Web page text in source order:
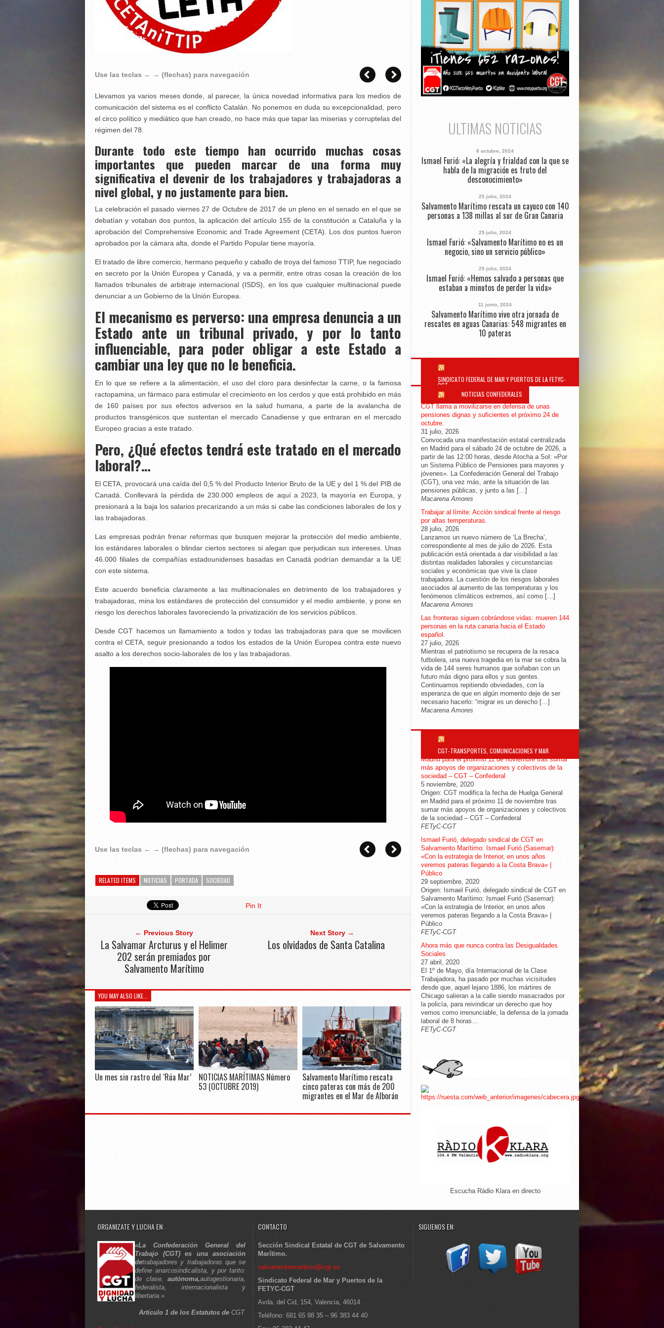
Use las teclas ← → (flechas) para navegación
Llevamos ya varios meses donde, al parecer, la única novedad informativa para los medios de
comunicación del sistema es el conflicto Catalán. No ponemos en duda su excepcionalidad, pero
el circo político y mediático que han creado, no hace más que tapar las miserias y corruptelas del
régimen del 78.
Durante todo este tiempo han ocurrido muchas cosas
importantes que pueden marcar de una forma muy
significativa el devenir de los trabajadores y trabajadoras a
nivel global, y no justamente para bien.
La celebración el pasado viernes 27 de Octubre de 2017 de un pleno en el senado en el que se
debatían y votaban dos puntos, la aplicación del artículo 155 de la constitución a Cataluña y la
aprobación del Comprehensive Economic and Trade Agreement (CETA). Los dos puntos fueron
aprobados por la cámara alta, donde el Partido Popular tiene mayoría.
El tratado de libre comercio, hermano pequeño y caballo de troya del famoso TTIP, fue negociado
en secreto por la Unión Europea y Canadá, y va a permitir, entre otras cosas la creación de los
llamados tribunales de arbitraje internacional (ISDS), en los que cualquier multinacional puede
denunciar a un Gobierno de la Unión Europea.
El mecanismo es perverso: una empresa denuncia a un
Estado ante un tribunal privado, y por lo tanto
influenciable, para poder obligar a este Estado a
cambiar una ley que no le beneficia.
En lo que se refiere a la alimentación, el uso del cloro para desinfectar la carne, o la famosa
ractopamina, un fármaco para estimular el crecimiento en los cerdos y que está prohibido en más
de 160 países por sus efectos adversos en la salud humana, a parte de la avalancha de
productos transgénicos que sustentan el mercado Canadiense y que entraran en el mercado
Europeo gracias a este tratado.
Pero, ¿Qué efectos tendrá este tratado en el mercado
laboral?…
El CETA, provocará una caída del 0,5 % del Producto Interior Bruto de la UE y del 1 % del PIB de
Canadá. Conllevará la pérdida de 230.000 empleos de aquí a 2023, la mayoría en Europa, y
presionará a la baja los salarios precarizando a un más si cabe las condiciones laborales de los y
las trabajadoras.
Las empresas podrán frenar reformas que busquen mejorar la protección del medio ambiente,
los estándares laborales o blindar ciertos sectores si alegan que perjudican sus intereses. Unas
46.000 filiales de compañías estadounidenses basadas en Canadá podrían demandar a la UE
con este sistema.
Este acuerdo beneficia claramente a las multinacionales en detrimento de los trabajadores y
trabajadoras, mina los estándares de protección del consumidor y el medio ambiente, y pone en
riesgo los derechos laborales favoreciendo la privatización de los servicios públicos.
Desde CGT hacemos un llamamiento a todos y todas las trabajadoras para que se movilicen
contra el CETA, seguir presionando a todos los estados de la Unión Europea contra este nuevo
asalto a los derechos socio-laborales de los y las trabajadoras.
Use las teclas ← → (flechas) para navegación
RELATED ITEMS NOTICIAS PORTADA SOCIEDAD
Pin It
← Previous Story
La Salvamar Arcturus y el Helimer
202 serán premiados por
Salvamento Marítimo
Next Story →
Los olvidados de Santa Catalina
YOU MAY ALSO LIKE...
Un mes sin rastro del ‘Rúa Mar’ NOTICIAS MARÍTIMAS Número
53 (OCTUBRE 2019)
Salvamento Marítimo rescata
cinco pateras con más de 200
migrantes en el Mar de Alborán
ULTIMAS NOTICIAS
8 octubre, 2024
Ismael Furió: «La alegría y frialdad con la que se
habla de la migración es fruto del
desconocimiento»
25 julio, 2024
Salvamento Marítimo rescata un cayuco con 140
personas a 138 millas al sur de Gran Canaria
25 julio, 2024
Ismael Furió: «Salvamento Marítimo no es un
negocio, sino un servicio público»
25 julio, 2024
Ismael Furió: «Hemos salvado a personas que
estaban a minutos de perder la vida»
11 junio, 2024
Salvamento Marítimo vive otra jornada de
rescates en aguas Canarias: 548 migrantes en
10 pateras
SINDICATO FEDERAL DE MAR Y PUERTOS DE LA FETYC-
CGT
NOTICIAS CONFEDERALES
CGT llama a movilizarse en defensa de unas
pensiones dignas y suficientes el próximo 24 de
octubre.
31 julio, 2026
Convocada una manifestación estatal centralizada
en Madrid para el sábado 24 de octubre de 2026, a
partir de las 12:00 horas, desde Atocha a Sol: «Por
un Sistema Público de Pensiones para mayores y
jóvenes». La Confederación General del Trabajo
(CGT), una vez más, ante la situación de las
pensiones públicas, y junto a las […]
Macarena Amores
Trabajar al límite: Acción sindical frente al riesgo
por altas temperaturas.
28 julio, 2026
Lanzamos un nuevo número de ‘La Brecha’,
correspondiente al mes de julio de 2026. Esta
publicación está orientada a dar visibilidad a las
distintas realidades laborales y circunstancias
sociales y económicas que vive la clase
trabajadora. La cuestión de los riesgos laborales
asociados al aumento de las temperaturas y los
fenómenos climáticos extremos, así como […]
Macarena Amores
Las fronteras siguen cobrándose vidas: mueren 144
personas en la ruta canaria hacia el Estado
español.
27 julio, 2026
Mientras el patriotismo se recupera de la resaca
futbolera, una nueva tragedia en la mar se cobra la
vida de 144 seres humanos que soñaban con un
futuro más digno para ellos y sus gentes.
Continuamos repitiendo obviedades, con la
esperanza de que en algún momento deje de ser
necesario hacerlo: “migrar es un derecho […]
Macarena Amores
CGT-TRANSPORTES, COMUNICACIONES Y MAR
CGT modifica la fecha de Huelga General en
Madrid para el próximo 11 de noviembre tras sumar
más apoyos de organizaciones y colectivos de la
sociedad – CGT – Confederal
5 noviembre, 2020
Origen: CGT modifica la fecha de Huelga General
en Madrid para el próximo 11 de noviembre tras
sumar más apoyos de organizaciones y colectivos
de la sociedad – CGT – Confederal
FETyC-CGT
Ismael Furió, delegado sindical de CGT en
Salvamento Marítimo: Ismael Furió (Sasemar):
«Con la estrategia de Interior, en unos años
veremos pateras llegando a la Costa Brava» |
Público
29 septiembre, 2020
Origen: Ismael Furió, delegado sindical de CGT en
Salvamento Marítimo: Ismael Furió (Sasemar):
«Con la estrategia de Interior, en unos años
veremos pateras llegando a la Costa Brava» |
Público
FETyC-CGT
Ahora más que nunca contra las Desigualdades
Sociales
27 abril, 2020
El 1º de Mayo, día Internacional de la Clase
Trabajadora, ha pasado por muchas vicisitudes
desde que, aquel lejano 1886, los mártires de
Chicago salieran a la calle siendo masacrados por
la policía, para reivindicar un derecho que hoy
vemos como irrenunciable, la defensa de la jornada
laboral de 8 horas…
FETyC-CGT
Escucha Ràdio Klara en directo
ORGANIZATE Y LUCHA EN:
«La Confederación General del
Trabajo (CGT) es una asociación
detrabajadores y trabajadoras que se
define anarcosindicalista, y por tanto:
de clase, autónoma,autogestionaria,
federalista, internacionalista y
libertaria.»
Artículo 1 de los Estatutos de CGT
CONTACTO
Sección Sindical Estatal de CGT de Salvamento
Marítimo.
salvamentomaritimo@cgt.es
Sindicato Federal de Mar y Puertos de la
FETYC-CGT
Avda. del Cid, 154, Valencia, 46014
Teléfono: 681 65 98 35 – 96 383 44 40
SIGUENOS EN: